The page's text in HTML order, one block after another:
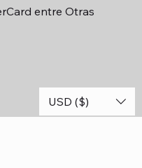
entre Otras
USD ($)